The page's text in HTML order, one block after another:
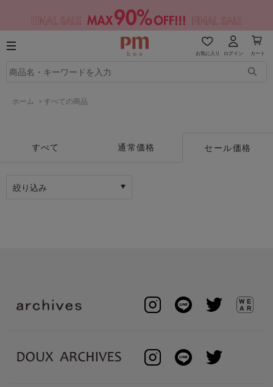
お気に入り ログイン カート
ホーム > すべての商品
すべて 通常価格 セール価格
絞り込み